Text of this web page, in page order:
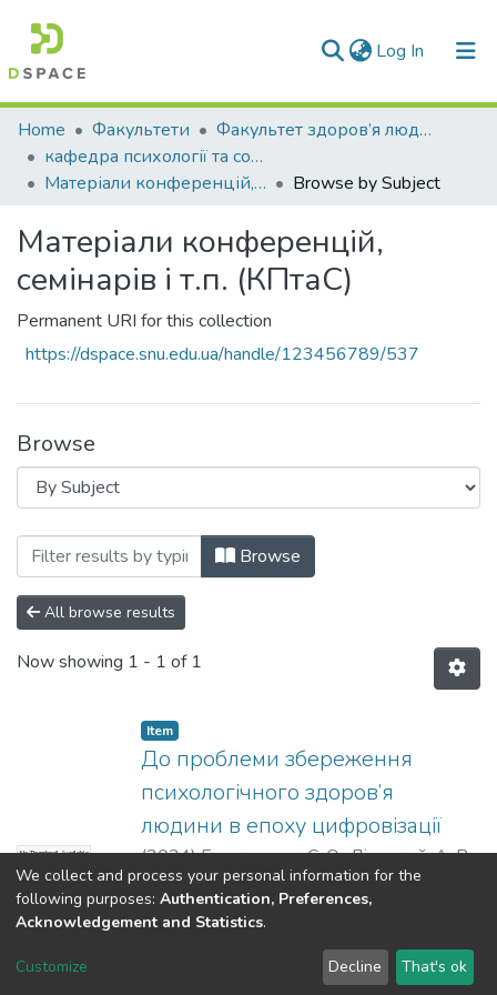
Log In (current)
Communities & Collections
All of DSpace
Home Факультети
Факультет здоров’я людини
кафедра психології та соціології
Матеріали конференцій, семінарів і т.п. (КПтаС)
Browse by Subject
Матеріали конференцій,
семінарів і т.п. (КПтаС)
Permanent URI for this collection
https://dspace.snu.edu.ua/handle/123456789/537
Browse
Browsing Матеріали конференцій,
Browse
All browse results
Now showing 1 - 1 of 1
No Thumbnail Available
Item
До проблеми збереження
психологічного здоров’я
людини в епоху цифровізації
(2024)Гарькавець, С. О.;Ліпський, А. В.
Dspace & Volodymyr Dahl East Ukrainian National University
LYRASIS
Send Feedback
We collect and process your personal information for the
following purposes: Authentication, Preferences,
Acknowledgement and Statistics.
Customize Decline That's ok